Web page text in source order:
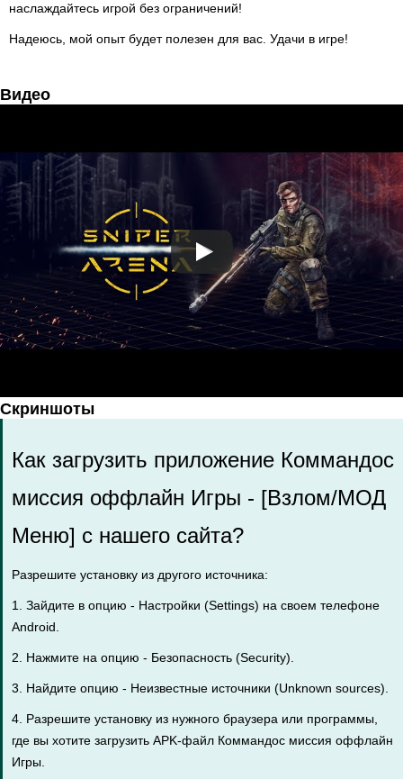
наслаждайтесь игрой без ограничений!
Надеюсь, мой опыт будет полезен для вас. Удачи в игре!
Видео
Скриншоты
Как загрузить приложение Коммандос
миссия оффлайн Игры - [Взлом/МОД
Меню] с нашего сайта?
Разрешите установку из другого источника:
1. Зайдите в опцию - Настройки (Settings) на своем телефоне
Android.
2. Нажмите на опцию - Безопасность (Security).
3. Найдите опцию - Неизвестные источники (Unknown sources).
4. Разрешите установку из нужного браузера или программы,
где вы хотите загрузить APK-файл Коммандос миссия оффлайн
Игры.